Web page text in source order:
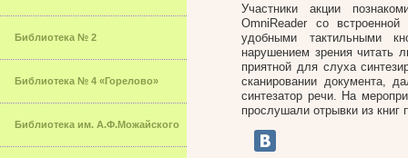
Библиотека № 2
Библиотека № 4 «Горелово»
Библиотека им. А.Ф.Можайского
Участники акции
OmniReader со
удобными тактильными
нарушением зрения читать
приятной для слуха
сканировании документа,
синтезатор речи. На
прослушали отрывки из книг